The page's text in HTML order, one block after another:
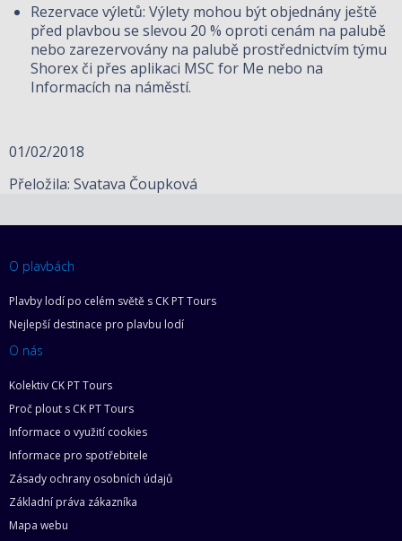
Rezervace výletů: Výlety mohou být objednány ještě
před plavbou se slevou 20 % oproti cenám na palubě
nebo zarezervovány na palubě prostřednictvím týmu
Shorex či přes aplikaci MSC for Me nebo na
Informacích na náměstí.
01/02/2018
Přeložila: Svatava Čoupková
O plavbách
Plavby lodí po celém světě s CK PT Tours
Nejlepší destinace pro plavbu lodí
O nás
Kolektiv CK PT Tours
Proč plout s CK PT Tours
Informace o využití cookies
Informace pro spotřebitele
Zásady ochrany osobních údajů
Základní práva zákazníka
Mapa webu